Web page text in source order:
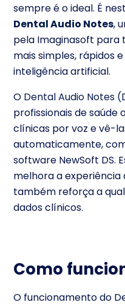
sempre é o ideal. É
Dental Audio Notes,
pela Imaginasoft para
mais simples, rápidos
inteligência artificial.
O Dental Audio Notes
profissionais de saúde
clínicas por voz e vê-
automaticamente,
software NewSoft DS.
melhora a experiência
também reforça a
dados clínicos.
Como
O funcionamento do